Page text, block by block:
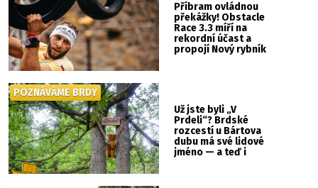
Příbram ovládnou
překážky! Obstacle
Race 3.3 míří na
rekordní účast a
propojí Nový rybník
Už jste byli „V
Prdeli“? Brdské
rozcestí u Bártova
dubu má své lidové
jméno — a teď i
POZNÁVÁME BRDY